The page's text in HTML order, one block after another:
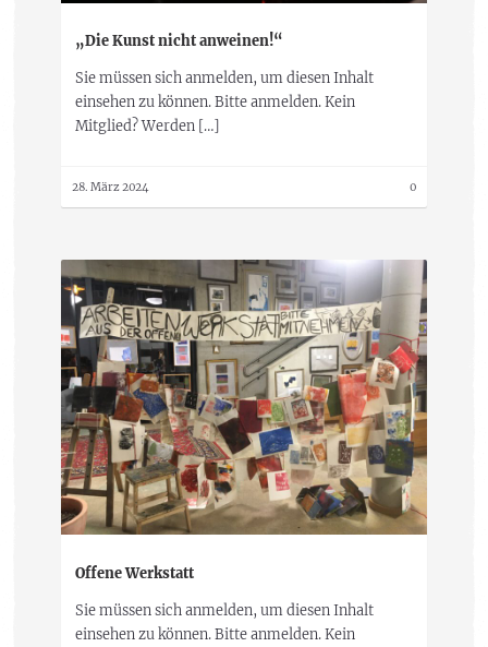
„Die Kunst nicht anweinen!“
Sie müssen sich anmelden, um diesen Inhalt
einsehen zu können. Bitte anmelden. Kein
Mitglied? Werden […]
28. März 2024 0
Offene Werkstatt
Sie müssen sich anmelden, um diesen Inhalt
einsehen zu können. Bitte anmelden. Kein